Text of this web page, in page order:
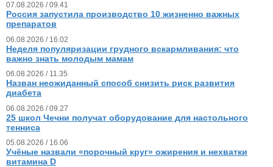
07.08.2026 / 09.41
Россия запустила производство 10 жизненно важных
препаратов
06.08.2026 / 16.02
Неделя популяризации грудного вскармливания: что
важно знать молодым мамам
06.08.2026 / 11.35
Назван неожиданный способ снизить риск развития
диабета
06.08.2026 / 09.27
25 школ Чечни получат оборудование для настольного
тенниса
05.08.2026 / 16.06
Учёные назвали «порочный круг» ожирения и нехватки
витамина D